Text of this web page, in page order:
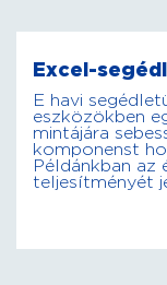
Excel-
E havi
eszközökben
mintájára
komponenst
Példánkban az
teljesítményét